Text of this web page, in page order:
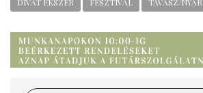
DIVAT ÉKSZER
FESZTIVÁL TAVASZ/NYÁR